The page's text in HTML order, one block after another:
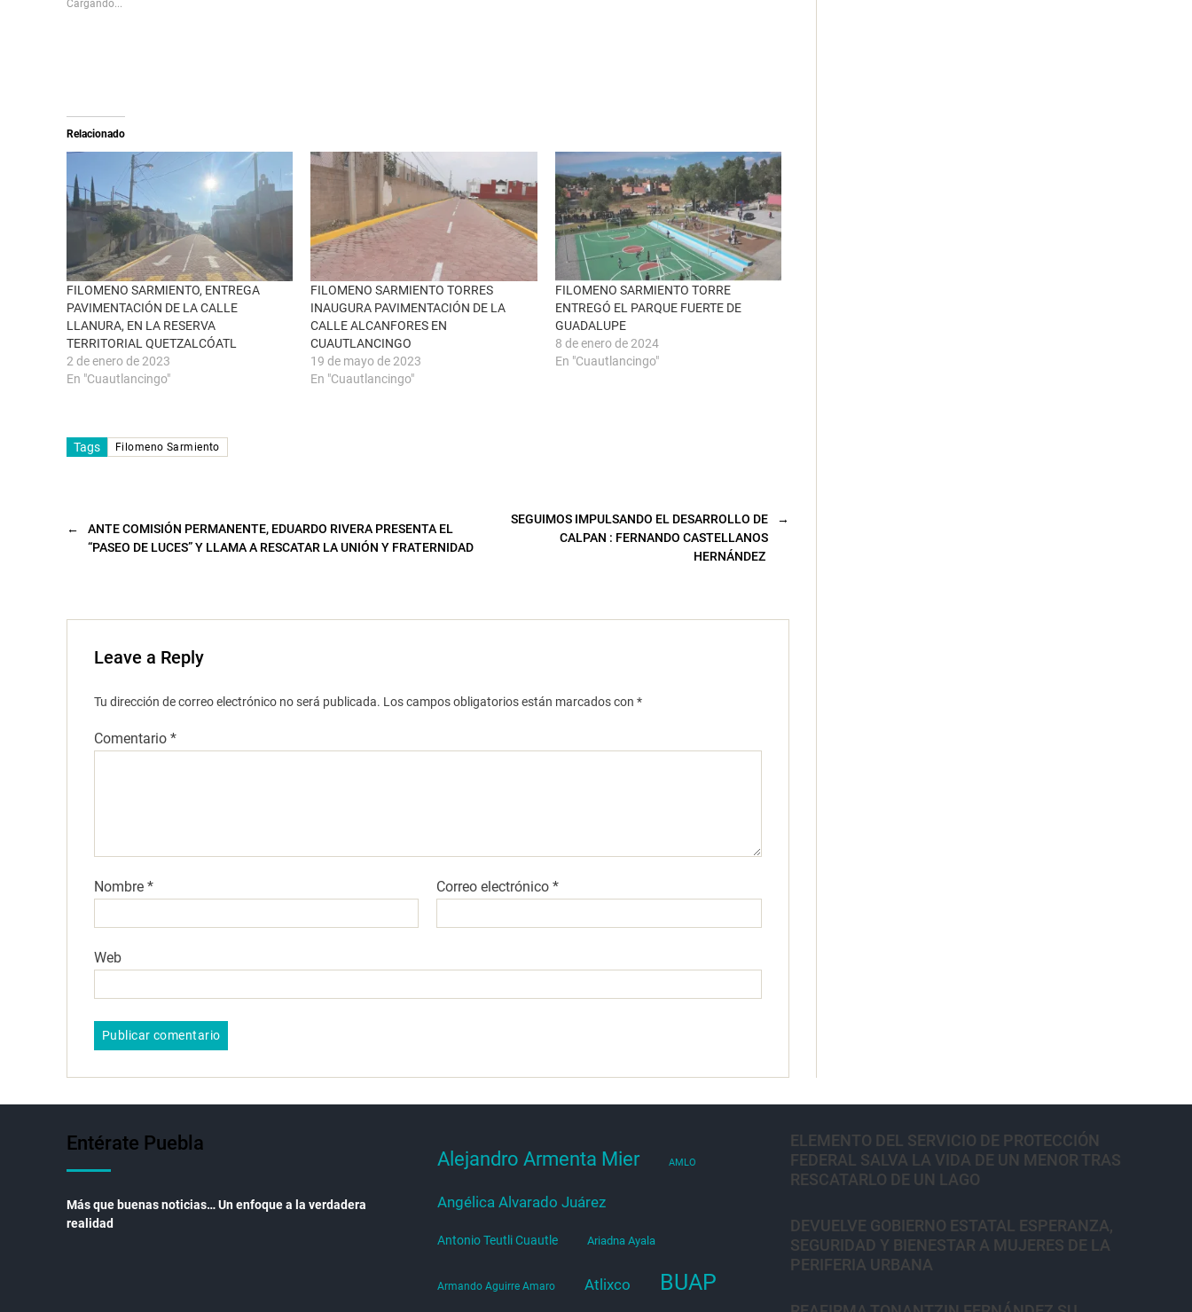
h
e
a
b
r
n
u
n
a
e
n
t
a
n
a
n
u
e
v
a
)
t
r
e
n
F
c
e
b
o
o
k
(
S
e
a
b
r
e
e
n
u
n
t
a
n
a
)
Cargando...
Relacionado
FILOMENO SARMIENTO, ENTREGA
PAVIMENTACIÓN DE LA CALLE
LLANURA, EN LA RESERVA
TERRITORIAL QUETZALCÓATL
2 de enero de 2023
En "Cuautlancingo"
FILOMENO SARMIENTO TORRES
INAUGURA PAVIMENTACIÓN DE LA
CALLE ALCANFORES EN
CUAUTLANCINGO
19 de mayo de 2023
En "Cuautlancingo"
FILOMENO SARMIENTO TORRE
ENTREGÓ EL PARQUE FUERTE DE
GUADALUPE
8 de enero de 2024
En "Cuautlancingo"
Tags Filomeno Sarmiento
←
ANTE COMISIÓN PERMANENTE, EDUARDO RIVERA PRESENTA EL
“PASEO DE LUCES” Y LLAMA A RESCATAR LA UNIÓN Y FRATERNIDAD
→
SEGUIMOS IMPULSANDO EL DESARROLLO DE
CALPAN : FERNANDO CASTELLANOS
HERNÁNDEZ
Leave a Reply
Tu dirección de correo electrónico no será publicada. Los campos obligatorios están marcados con *
Comentario *
Nombre * Correo electrónico*
Web
Entérate Puebla
Más que buenas noticias… Un enfoque a la verdadera
realidad
Alejandro Armenta Mier AMLO
Angélica Alvarado Juárez
Antonio Teutli Cuautle Ariadna Ayala
Armando Aguirre Amaro Atlixco BUAP
ELEMENTO DEL SERVICIO DE PROTECCIÓN
FEDERAL SALVA LA VIDA DE UN MENOR TRAS
RESCATARLO DE UN LAGO
DEVUELVE GOBIERNO ESTATAL ESPERANZA,
SEGURIDAD Y BIENESTAR A MUJERES DE LA
PERIFERIA URBANA